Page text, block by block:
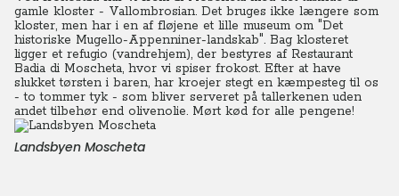
gamle kloster - Vallombrosian. Det bruges ikke længere som
kloster, men har i en af fløjene et lille museum om "Det
historiske Mugello-Appenniner-landskab". Bag klosteret
ligger et refugio (vandrehjem), der bestyres af Restaurant
Badia di Moscheta, hvor vi spiser frokost. Efter at have
slukket tørsten i baren, har kroejer stegt en kæmpesteg til os
- to tommer tyk - som bliver serveret på tallerkenen uden
andet tilbehør end olivenolie. Mørt kød for alle pengene!
Landsbyen Moscheta